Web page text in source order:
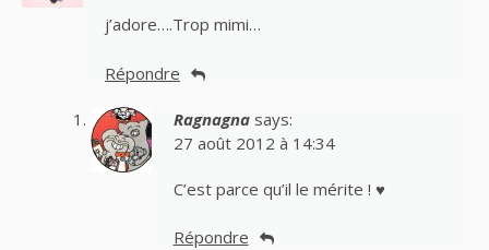
j’adore….Trop mimi…
Répondre
Ragnagna says:
27 août 2012 à 14:34
C’est parce qu’il le mérite ! ♥
Répondre